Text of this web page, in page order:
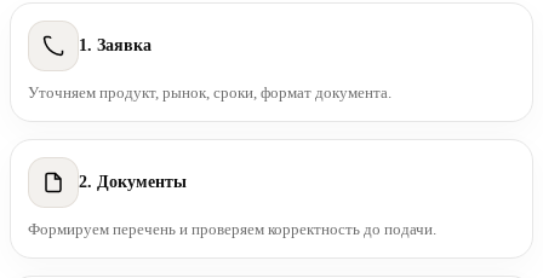
1. Заявка
Уточняем продукт, рынок, сроки, формат документа.
2. Документы
Формируем перечень и проверяем корректность до подачи.